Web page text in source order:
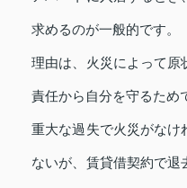
求めるのが一般的です。
理由は、火災によって原
責任から自分を守るため
重大な過失で火災がなけ
ないが、賃貸借契約で